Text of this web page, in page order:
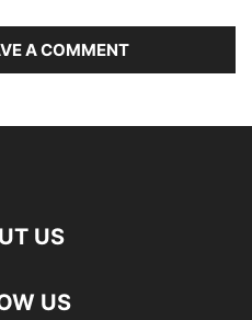
A COMMENT
US
US